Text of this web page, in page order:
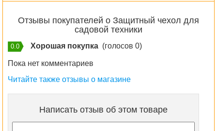
Отзывы покупателей о Защитный чехол для
садовой техники
0.0 Хорошая покупка (голосов 0)
Пока нет комментариев
Читайте также отзывы о магазине
Написать отзыв об этом товаре